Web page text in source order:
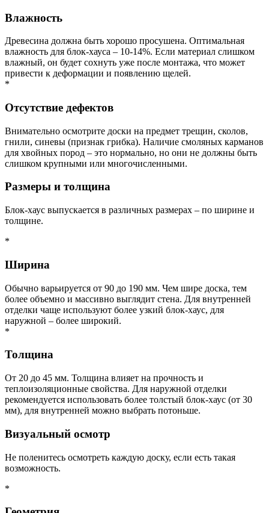
Влажность
Древесина должна быть хорошо просушена. Оптимальная
влажность для блок-хауса – 10-14%. Если материал слишком
влажный, он будет сохнуть уже после монтажа, что может
привести к деформации и появлению щелей.
*
Отсутствие дефектов
Внимательно осмотрите доски на предмет трещин, сколов,
гнили, синевы (признак грибка). Наличие смоляных карманов
для хвойных пород – это нормально, но они не должны быть
слишком крупными или многочисленными.
Размеры и толщина
Блок-хаус выпускается в различных размерах – по ширине и
толщине.
*
Ширина
Обычно варьируется от 90 до 190 мм. Чем шире доска, тем
более объемно и массивно выглядит стена. Для внутренней
отделки чаще используют более узкий блок-хаус, для
наружной – более широкий.
*
Толщина
От 20 до 45 мм. Толщина влияет на прочность и
теплоизоляционные свойства. Для наружной отделки
рекомендуется использовать более толстый блок-хаус (от 30
мм), для внутренней можно выбрать потоньше.
Визуальный осмотр
Не поленитесь осмотреть каждую доску, если есть такая
возможность.
*